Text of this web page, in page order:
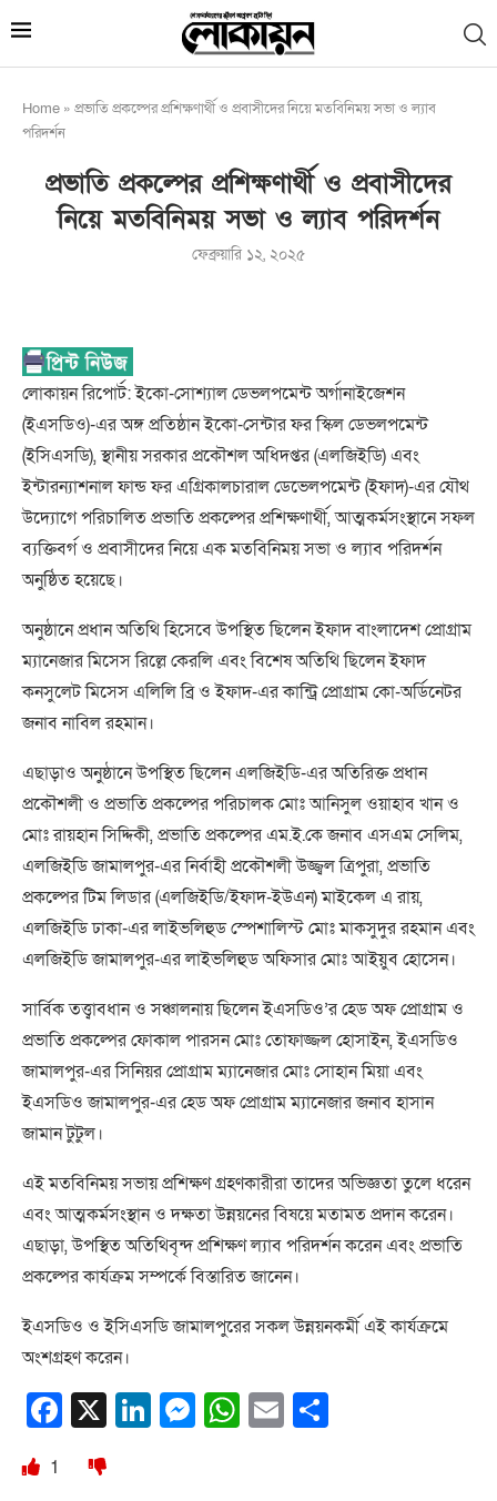
Home » প্রভাতি প্রকল্পের প্রশিক্ষণার্থী ও প্রবাসীদের নিয়ে মতবিনিময় সভা ও ল্যাব
পরিদর্শন
প্রভাতি প্রকল্পের প্রশিক্ষণার্থী ও প্রবাসীদের
নিয়ে মতবিনিময় সভা ও ল্যাব পরিদর্শন
ফেব্রুয়ারি ১২, ২০২৫
লোকায়ন রিপোর্ট: ইকো-সোশ্যাল ডেভলপমেন্ট অর্গানাইজেশন
(ইএসডিও)-এর অঙ্গ প্রতিষ্ঠান ইকো-সেন্টার ফর স্কিল ডেভলপমেন্ট
(ইসিএসডি), স্থানীয় সরকার প্রকৌশল অধিদপ্তর (এলজিইডি) এবং
ইন্টারন্যাশনাল ফান্ড ফর এগ্রিকালচারাল ডেভেলপমেন্ট (ইফাদ)-এর যৌথ
উদ্যোগে পরিচালিত প্রভাতি প্রকল্পের প্রশিক্ষণার্থী, আত্মকর্মসংস্থানে সফল
ব্যক্তিবর্গ ও প্রবাসীদের নিয়ে এক মতবিনিময় সভা ও ল্যাব পরিদর্শন
অনুষ্ঠিত হয়েছে।
অনুষ্ঠানে প্রধান অতিথি হিসেবে উপস্থিত ছিলেন ইফাদ বাংলাদেশ প্রোগ্রাম
ম্যানেজার মিসেস রিল্লে কেরলি এবং বিশেষ অতিথি ছিলেন ইফাদ
কনসুলেট মিসেস এলিলি ব্রি ও ইফাদ-এর কান্ট্রি প্রোগ্রাম কো-অর্ডিনেটর
জনাব নাবিল রহমান।
এছাড়াও অনুষ্ঠানে উপস্থিত ছিলেন এলজিইডি-এর অতিরিক্ত প্রধান
প্রকৌশলী ও প্রভাতি প্রকল্পের পরিচালক মোঃ আনিসুল ওয়াহাব খান ও
মোঃ রায়হান সিদ্দিকী, প্রভাতি প্রকল্পের এম.ই.কে জনাব এসএম সেলিম,
এলজিইডি জামালপুর-এর নির্বাহী প্রকৌশলী উজ্জ্বল ত্রিপুরা, প্রভাতি
প্রকল্পের টিম লিডার (এলজিইডি/ইফাদ-ইউএন) মাইকেল এ রায়,
এলজিইডি ঢাকা-এর লাইভলিহুড স্পেশালিস্ট মোঃ মাকসুদুর রহমান এবং
এলজিইডি জামালপুর-এর লাইভলিহুড অফিসার মোঃ আইয়ুব হোসেন।
সার্বিক তত্ত্বাবধান ও সঞ্চালনায় ছিলেন ইএসডিও’র হেড অফ প্রোগ্রাম ও
প্রভাতি প্রকল্পের ফোকাল পারসন মোঃ তোফাজ্জল হোসাইন, ইএসডিও
জামালপুর-এর সিনিয়র প্রোগ্রাম ম্যানেজার মোঃ সোহান মিয়া এবং
ইএসডিও জামালপুর-এর হেড অফ প্রোগ্রাম ম্যানেজার জনাব হাসান
জামান টুটুল।
এই মতবিনিময় সভায় প্রশিক্ষণ গ্রহণকারীরা তাদের অভিজ্ঞতা তুলে ধরেন
এবং আত্মকর্মসংস্থান ও দক্ষতা উন্নয়নের বিষয়ে মতামত প্রদান করেন।
এছাড়া, উপস্থিত অতিথিবৃন্দ প্রশিক্ষণ ল্যাব পরিদর্শন করেন এবং প্রভাতি
প্রকল্পের কার্যক্রম সম্পর্কে বিস্তারিত জানেন।
ইএসডিও ও ইসিএসডি জামালপুরের সকল উন্নয়নকর্মী এই কার্যক্রমে
অংশগ্রহণ করেন।
Facebook
X LinkedIn
Messenger
WhatsApp
Email
1